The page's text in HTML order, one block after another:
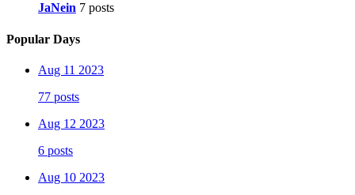
JaNein 7 posts
Popular Days
Aug 11 2023
77 posts
Aug 12 2023
6 posts
Aug 10 2023